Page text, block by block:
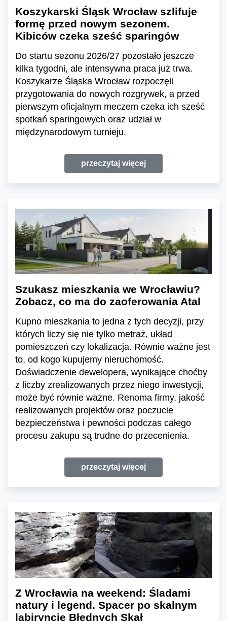
Koszykarski Śląsk Wrocław szlifuje
formę przed nowym sezonem.
Kibiców czeka sześć sparingów
Do startu sezonu 2026/27 pozostało jeszcze
kilka tygodni, ale intensywna praca już trwa.
Koszykarze Śląska Wrocław rozpoczęli
przygotowania do nowych rozgrywek, a przed
pierwszym oficjalnym meczem czeka ich sześć
spotkań sparingowych oraz udział w
międzynarodowym turnieju.
przeczytaj więcej
Szukasz mieszkania we Wrocławiu?
Zobacz, co ma do zaoferowania Atal
Kupno mieszkania to jedna z tych decyzji, przy
których liczy się nie tylko metraż, układ
pomieszczeń czy lokalizacja. Równie ważne jest
to, od kogo kupujemy nieruchomość.
Doświadczenie dewelopera, wynikające choćby
z liczby zrealizowanych przez niego inwestycji,
może być równie ważne. Renoma firmy, jakość
realizowanych projektów oraz poczucie
bezpieczeństwa i pewności podczas całego
procesu zakupu są trudne do przecenienia.
przeczytaj więcej
Z Wrocławia na weekend: Śladami
natury i legend. Spacer po skalnym
labiryncie Błędnych Skał